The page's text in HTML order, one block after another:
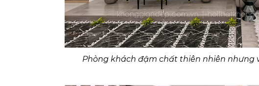
Phòng khách đậm chất thiên nhiên nhưng